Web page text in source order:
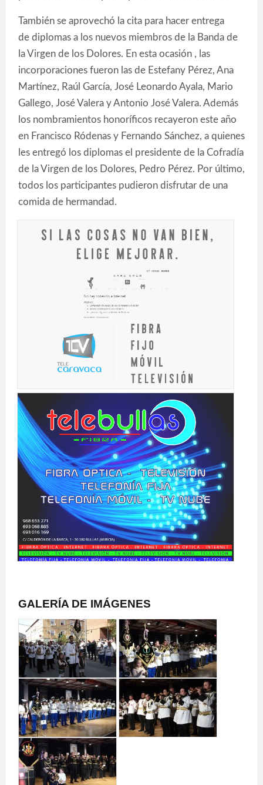
También se aprovechó la cita para hacer entrega
de diplomas a los nuevos miembros de la Banda de
la Virgen de los Dolores. En esta ocasión , las
incorporaciones fueron las de Estefany Pérez, Ana
Martínez, Raúl García, José Leonardo Ayala, Mario
Gallego, José Valera y Antonio José Valera. Además
los nombramientos honoríficos recayeron este año
en Francisco Ródenas y Fernando Sánchez, a quienes
les entregó los diplomas el presidente de la Cofradía
de la Virgen de los Dolores, Pedro Pérez. Por último,
todos los participantes pudieron disfrutar de una
comida de hermandad.
GALERÍA DE IMÁGENES